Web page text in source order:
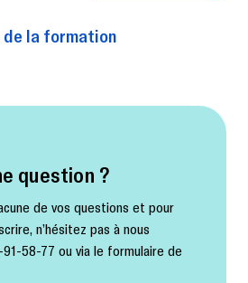
de la formation
question ?
de vos questions et pour
n’hésitez pas à nous
58-77 ou via le formulaire de